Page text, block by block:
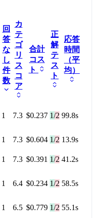
回
答
な
し
件
数
カ
テ
ゴ
リ
ス
コ
ア
合計
コス
ト
正
解
テ
ス
ト
応答
時間
（平
均）
1 7.3 $0.237 1/2 99.8s
1 7.3 $0.604 1/2 13.9s
1 7.3 $0.391 1/2 41.2s
1 6.4 $0.234 1/2 58.5s
1 6.5 $0.779 1/2 55.1s